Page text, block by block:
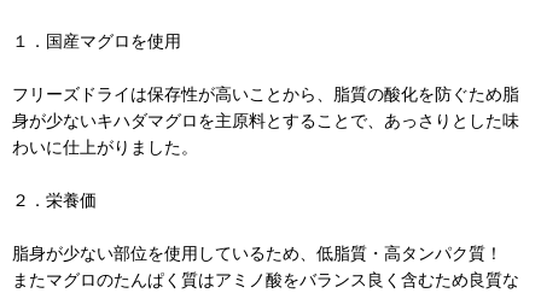
１．国産マグロを使用
フリーズドライは保存性が高いことから、脂質の酸化を防ぐため脂
身が少ないキハダマグロを主原料とすることで、あっさりとした味
わいに仕上がりました。
２．栄養価
脂身が少ない部位を使用しているため、低脂質・高タンパク質！
またマグロのたんぱく質はアミノ酸をバランス良く含むため良質な